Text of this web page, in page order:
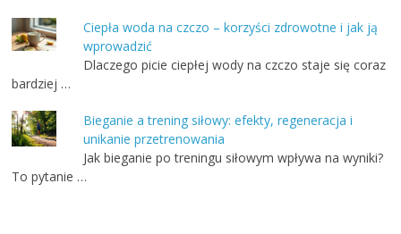
Ciepła woda na czczo – korzyści zdrowotne i jak ją
wprowadzić
Dlaczego picie ciepłej wody na czczo staje się coraz
bardziej …
Bieganie a trening siłowy: efekty, regeneracja i
unikanie przetrenowania
Jak bieganie po treningu siłowym wpływa na wyniki?
To pytanie …